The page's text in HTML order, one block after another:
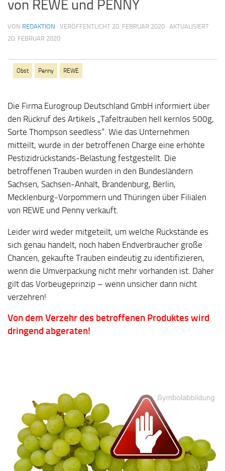
von REWE und PENNY
VON REDAKTION · VERÖFFENTLICHT 20. FEBRUAR 2020 · AKTUALISIERT
20. FEBRUAR 2020
Obst Penny REWE
Die Firma Eurogroup Deutschland GmbH informiert über
den Rückruf des Artikels „Tafeltrauben hell kernlos 500g,
Sorte Thompson seedless“. Wie das Unternehmen
mitteilt, wurde in der betroffenen Charge eine erhöhte
Pestizidrückstands-Belastung festgestellt. Die
betroffenen Trauben wurden in den Bundesländern
Sachsen, Sachsen-Anhalt, Brandenburg, Berlin,
Mecklenburg-Vorpommern und Thüringen über Filialen
von REWE und Penny verkauft.
Leider wird weder mitgeteilt, um welche Rückstände es
sich genau handelt, noch haben Endverbraucher große
Chancen, gekaufte Trauben eindeutig zu identifizieren,
wenn die Umverpackung nicht mehr vorhanden ist. Daher
gilt das Vorbeugeprinzip – wenn unsicher dann nicht
verzehren!
Von dem Verzehr des betroffenen Produktes wird
dringend abgeraten!